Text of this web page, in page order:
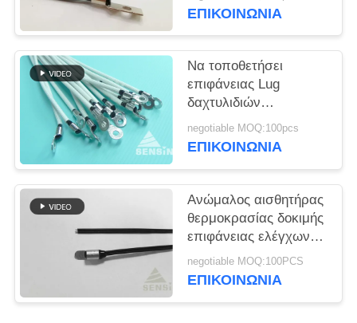
επαναχρησιμοποιήσιμο
ΕΠΙΚΟΙΝΩΝΙΑ
Να τοποθετήσει
επιφάνειας Lug
δαχτυλιδιών
αισθητήρας θερμικών
αντιστάσεων ελέγχων
negotiable MOQ:100pcs
ΕΠΙΚΟΙΝΩΝΙΑ
Ανώμαλος αισθητήρας
θερμοκρασίας δοκιμής
επιφάνειας ελέγχων
για την υπερηχητική
συγκόλληση
negotiable MOQ:100PCS
ΕΠΙΚΟΙΝΩΝΙΑ